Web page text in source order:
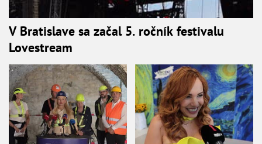
V Bratislave sa začal 5. ročník festivalu
Lovestream